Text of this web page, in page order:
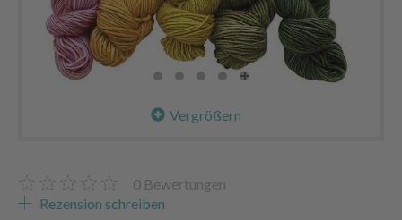
Vergrößern
0 Bewertungen
Rezension schreiben